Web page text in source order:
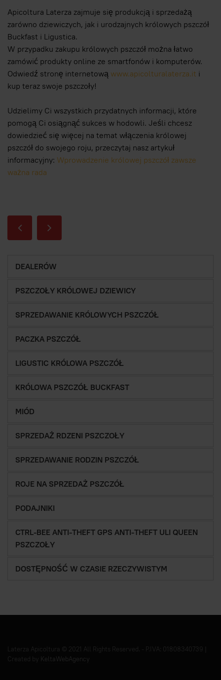
Apicoltura Laterza zajmuje się produkcją i sprzedażą
zarówno dziewiczych, jak i urodzajnych królowych pszczół
Buckfast i Ligustica.
W przypadku zakupu królowych pszczół można łatwo
zamówić produkty online ze smartfonów i komputerów.
Odwiedź stronę internetową www.apicolturalaterza.it i
kup teraz swoje pszczoły!
Udzielimy Ci wszystkich przydatnych informacji, które
pomogą Ci osiągnąć sukces w hodowli. Jeśli chcesz
dowiedzieć się więcej na temat włączenia królowej
pszczół do swojego roju, przeczytaj nasz artykuł
informacyjny: Wprowadzenie królowej pszczół zawsze
ważna rada
DEALERÓW
PSZCZOŁY KRÓLOWEJ DZIEWICY
SPRZEDAWANIE KRÓLOWYCH PSZCZÓŁ
PACZKA PSZCZÓŁ
LIGUSTIC KRÓLOWA PSZCZÓŁ
KRÓLOWA PSZCZÓŁ BUCKFAST
MIÓD
SPRZEDAŻ RDZENI PSZCZOŁY
SPRZEDAWANIE RODZIN PSZCZÓŁ
ROJE NA SPRZEDAŻ PSZCZÓŁ
PODAJNIKI
CTRL-BEE ANTI-THEFT GPS ANTI-THEFT ULI QUEEN
PSZCZOŁY
DOSTĘPNOŚĆ W CZASIE RZECZYWISTYM
Laterza Apicoltura © 2021 All Rights Reserved. - P.IVA: 01808340739 |
Created by KeltaWebAgency